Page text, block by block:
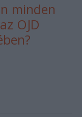
minden
OJD